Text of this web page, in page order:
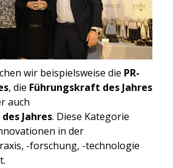
wir beispielsweise die PR-
, die Führungskraft des Jahres
auch
Jahres. Diese Kategorie
in der
-forschung, -technologie